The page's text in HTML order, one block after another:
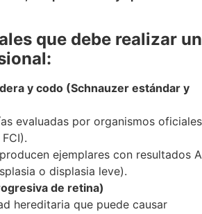
que debe realizar un
y codo (Schnauzer estándar y
evaluadas por organismos oficiales
ejemplares con resultados A
o displasia leve).
de retina)
hereditaria que puede causar